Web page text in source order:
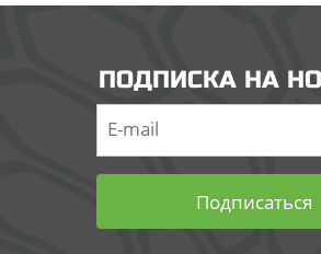
ПОДПИСКА НА
Подписаться